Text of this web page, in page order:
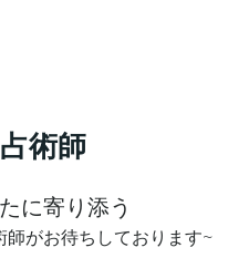
占術師
に寄り添う
師がお待ちしております~